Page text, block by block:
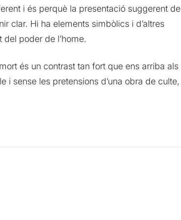
i és perquè la presentació suggerent de
clar. Hi ha elements simbòlics i d’altres
poder de l’home.
és un contrast tan fort que ens arriba als
sense les pretensions d’una obra de culte,